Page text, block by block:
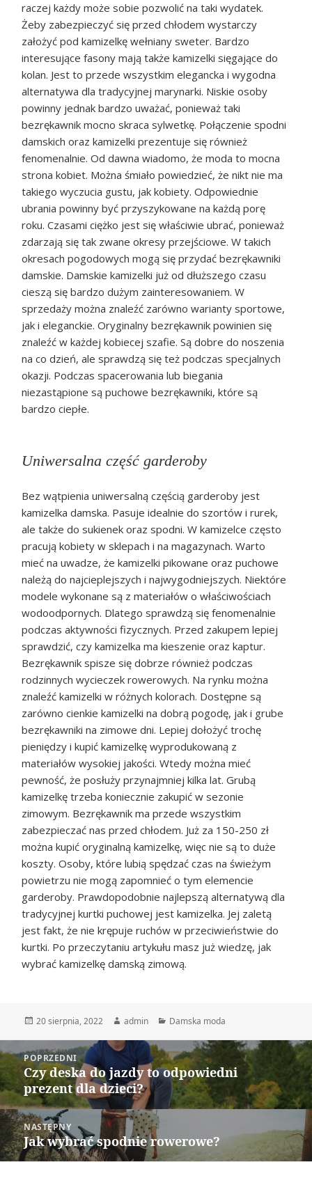
raczej każdy może sobie pozwolić na taki wydatek.
Żeby zabezpieczyć się przed chłodem wystarczy
założyć pod kamizelkę wełniany sweter. Bardzo
interesujące fasony mają także kamizelki sięgające do
kolan. Jest to przede wszystkim elegancka i wygodna
alternatywa dla tradycyjnej marynarki. Niskie osoby
powinny jednak bardzo uważać, ponieważ taki
bezrękawnik mocno skraca sylwetkę. Połączenie spodni
damskich oraz kamizelki prezentuje się również
fenomenalnie. Od dawna wiadomo, że moda to mocna
strona kobiet. Można śmiało powiedzieć, że nikt nie ma
takiego wyczucia gustu, jak kobiety. Odpowiednie
ubrania powinny być przyszykowane na każdą porę
roku. Czasami ciężko jest się właściwie ubrać, ponieważ
zdarzają się tak zwane okresy przejściowe. W takich
okresach pogodowych mogą się przydać bezrękawniki
damskie. Damskie kamizelki już od dłuższego czasu
cieszą się bardzo dużym zainteresowaniem. W
sprzedaży można znaleźć zarówno warianty sportowe,
jak i eleganckie. Oryginalny bezrękawnik powinien się
znaleźć w każdej kobiecej szafie. Są dobre do noszenia
na co dzień, ale sprawdzą się też podczas specjalnych
okazji. Podczas spacerowania lub biegania
niezastąpione są puchowe bezrękawniki, które są
bardzo ciepłe.
Uniwersalna część garderoby
Bez wątpienia uniwersalną częścią garderoby jest
kamizelka damska. Pasuje idealnie do szortów i rurek,
ale także do sukienek oraz spodni. W kamizelce często
pracują kobiety w sklepach i na magazynach. Warto
mieć na uwadze, że kamizelki pikowane oraz puchowe
należą do najcieplejszych i najwygodniejszych. Niektóre
modele wykonane są z materiałów o właściwościach
wodoodpornych. Dlatego sprawdzą się fenomenalnie
podczas aktywności fizycznych. Przed zakupem lepiej
sprawdzić, czy kamizelka ma kieszenie oraz kaptur.
Bezrękawnik spisze się dobrze również podczas
rodzinnych wycieczek rowerowych. Na rynku można
znaleźć kamizelki w różnych kolorach. Dostępne są
zarówno cienkie kamizelki na dobrą pogodę, jak i grube
bezrękawniki na zimowe dni. Lepiej dołożyć trochę
pieniędzy i kupić kamizelkę wyprodukowaną z
materiałów wysokiej jakości. Wtedy można mieć
pewność, że posłuży przynajmniej kilka lat. Grubą
kamizelkę trzeba koniecznie zakupić w sezonie
zimowym. Bezrękawnik ma przede wszystkim
zabezpieczać nas przed chłodem. Już za 150-250 zł
można kupić oryginalną kamizelkę, więc nie są to duże
koszty. Osoby, które lubią spędzać czas na świeżym
powietrzu nie mogą zapomnieć o tym elemencie
garderoby. Prawdopodobnie najlepszą alternatywą dla
tradycyjnej kurtki puchowej jest kamizelka. Jej zaletą
jest fakt, że nie krępuje ruchów w przeciwieństwie do
kurtki. Po przeczytaniu artykułu masz już wiedzę, jak
wybrać kamizelkę damską zimową.
Data
20 sierpnia, 2022 Autor
admin Kategorie
Damska moda
Nawigacja
wpisu
POPRZEDNI
Poprzedni
wpis:
Czy deska do jazdy to odpowiedni
prezent dla dzieci?
NASTĘPNY
Następny
wpis:
Jak wybrać spodnie rowerowe?